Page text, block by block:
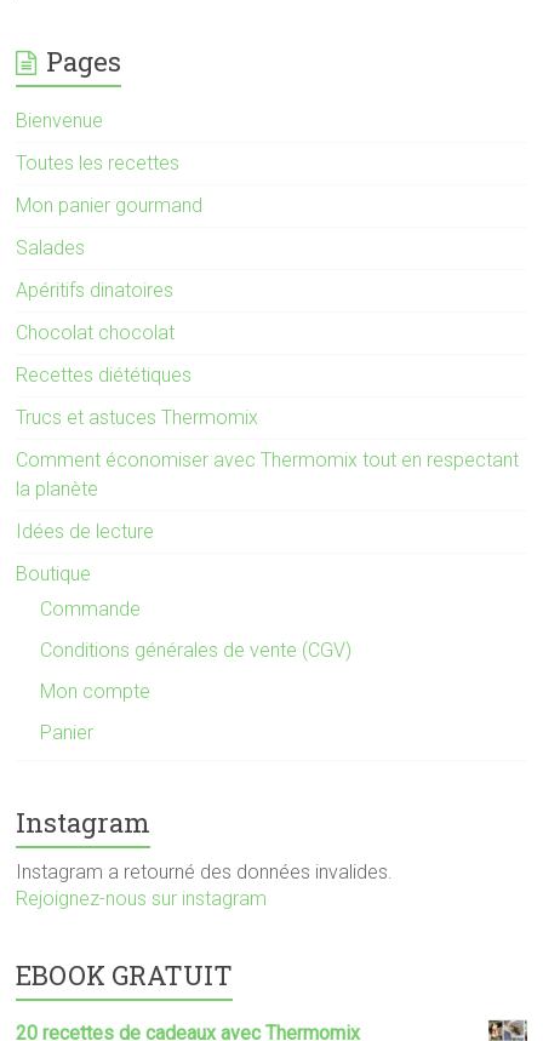
Pages
Bienvenue
Toutes les recettes
Mon panier gourmand
Salades
Apéritifs dinatoires
Chocolat chocolat
Recettes diététiques
Trucs et astuces Thermomix
Comment économiser avec Thermomix tout en respectant
la planète
Idées de lecture
Boutique
Commande
Conditions générales de vente (CGV)
Mon compte
Panier
Instagram
Instagram a retourné des données invalides.
Rejoignez-nous sur instagram
EBOOK GRATUIT
20 recettes de cadeaux avec Thermomix